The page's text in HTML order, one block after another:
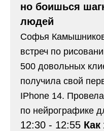
но боишься
людей
Софья
встреч по
500 довольных
получила свой
IPhone 14.
по нейрографике
12:30 - 12:55